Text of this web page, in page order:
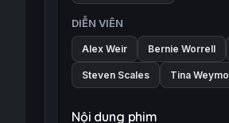
DIỄN VIÊN
Alex Weir Bernie Worrell
Steven Scales Tina
Nội dung phim